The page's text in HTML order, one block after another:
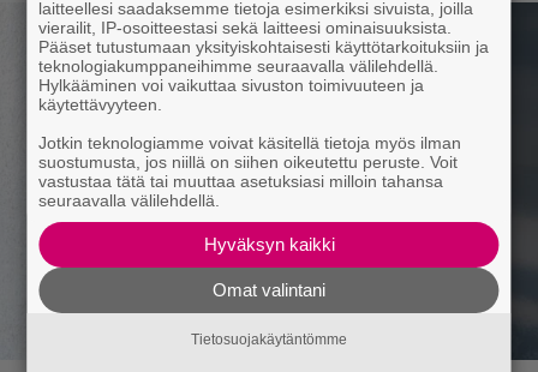
laitteellesi saadaksemme tietoja esimerkiksi sivuista, joilla
vierailit, IP-osoitteestasi sekä laitteesi ominaisuuksista.
Pääset tutustumaan yksityiskohtaisesti käyttötarkoituksiin ja
teknologiakumppaneihimme seuraavalla välilehdellä.
Hylkääminen voi vaikuttaa sivuston toimivuuteen ja
käytettävyyteen.
Jotkin teknologiamme voivat käsitellä tietoja myös ilman
suostumusta, jos niillä on siihen oikeutettu peruste. Voit
vastustaa tätä tai muuttaa asetuksiasi milloin tahansa
seuraavalla välilehdellä.
Hyväksyn kaikki
Omat valintani
Tietosuojakäytäntömme